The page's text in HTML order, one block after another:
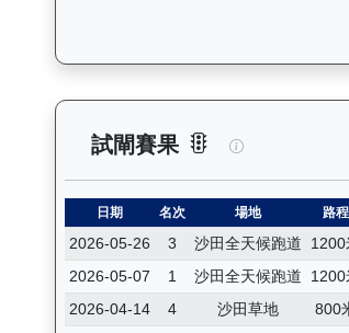
試閘賽果 精益飛駒
日期 名次 場地 路程
2026-05-26 3 沙田全天候跑道 1200
2026-05-07
1 沙田全天候跑道 1200
2026-04-14
4 沙田草地 800